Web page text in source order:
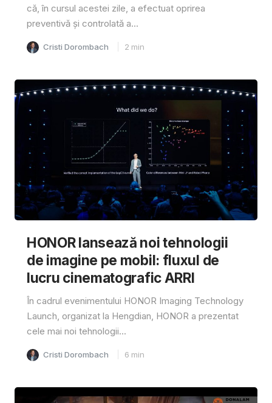
că, în cursul acestei zile, a efectuat oprirea
preventivă și controlată a...
Cristi Dorombach 2 min
HONOR lansează noi tehnologii
de imagine pe mobil: fluxul de
lucru cinematografic ARRI
În cadrul evenimentului HONOR Imaging Technology
Launch, organizat la Hengdian, HONOR a prezentat
cele mai noi tehnologii...
Cristi Dorombach 6 min